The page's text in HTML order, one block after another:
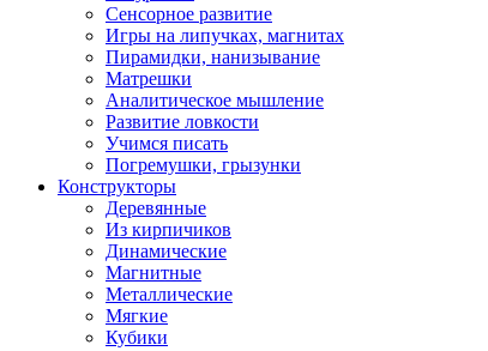
Сенсорное развитие
Игры на липучках, магнитах
Пирамидки, нанизывание
Матрешки
Аналитическое мышление
Развитие ловкости
Учимся писать
Погремушки, грызунки
Конструкторы
Деревянные
Из кирпичиков
Динамические
Магнитные
Металлические
Мягкие
Кубики